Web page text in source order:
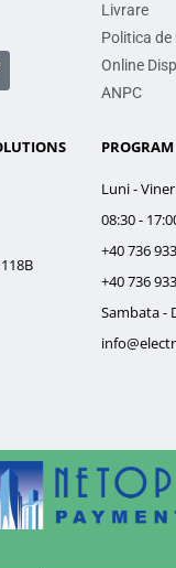
Livrare
Politica de
Online
ANPC
Luni -
08:30 -
+40 736
+40 736
Sambata -